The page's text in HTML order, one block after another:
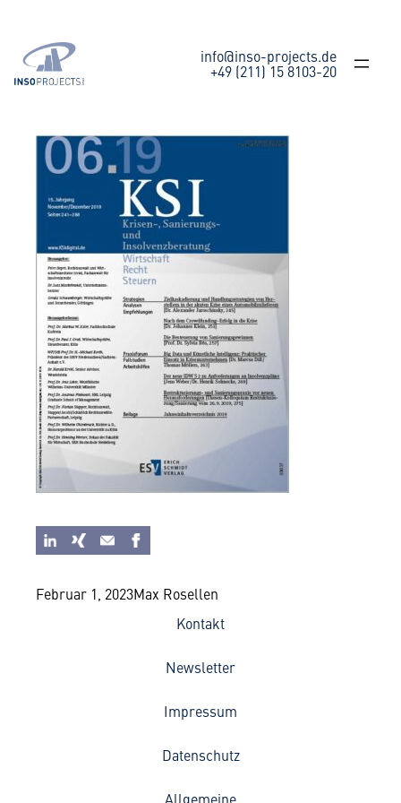
springen
info@inso-projects.de
+49 (211) 15 8103-20
Februar 1, 2023Max Rosellen
Kontakt
Newsletter
Impressum
Datenschutz
Allgemeine